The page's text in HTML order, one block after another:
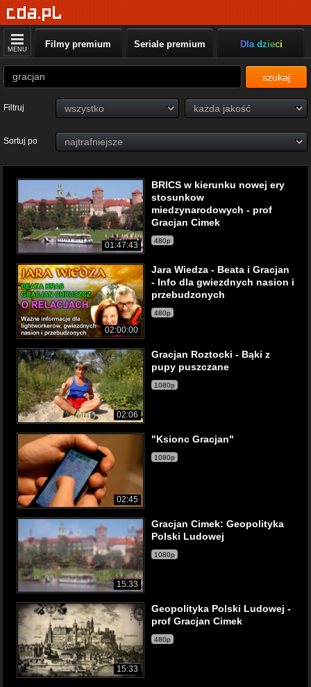
MENU Filmy premium Seriale premium Dla dzieci
szukaj
Filtruj
Sortuj po
01:47:43
BRICS w kierunku nowej ery
stosunkow
miedzynarodowych - prof
Gracjan Cimek
480p
02:00:00
Jara Wiedza - Beata i Gracjan
- Info dla gwiezdnych nasion i
przebudzonych
480p
02:06
Gracjan Roztocki - Bąki z
pupy puszczane
1080p
02:45
"Ksionc Gracjan"
1080p
15:33
Gracjan Cimek: Geopolityka
Polski Ludowej
1080p
15:33
Geopolityka Polski Ludowej -
prof Gracjan Cimek
480p